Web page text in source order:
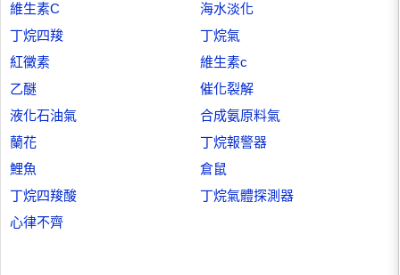
維生素C
海水淡化
丁烷四羧
丁烷氣
紅黴素
維生素c
乙醚
催化裂解
液化石油氣
合成氨原料氣
蘭花
丁烷報警器
鯉魚
倉鼠
丁烷四羧酸
丁烷氣體探測器
心律不齊